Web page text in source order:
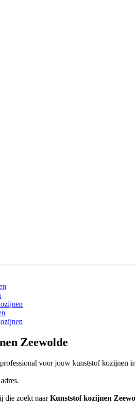
Zeewolde
voor jouw kunststof kozijnen
die zoekt naarKunststof kozijnen